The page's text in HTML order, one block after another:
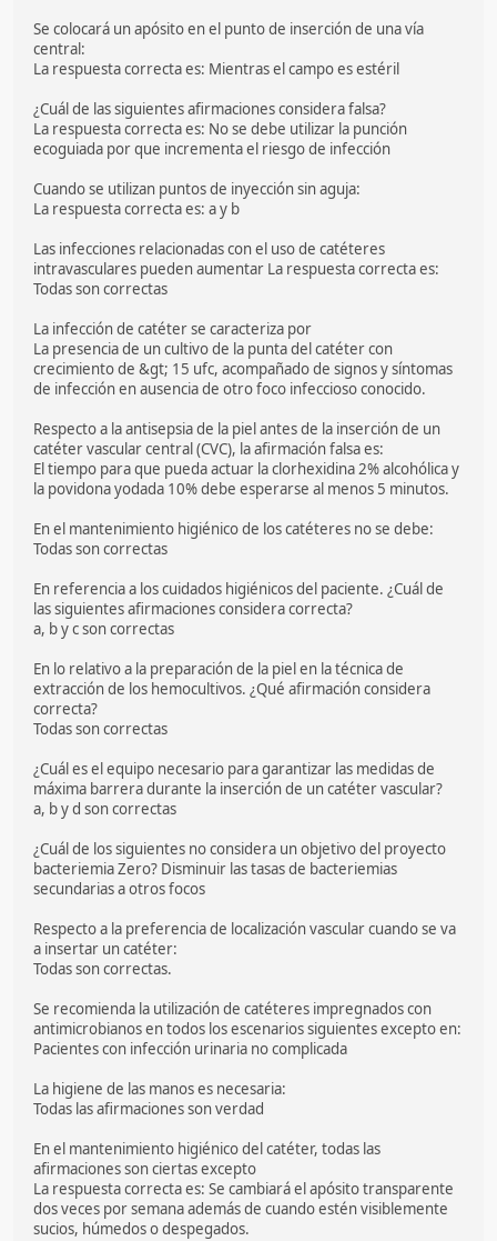
Se colocará un apósito en el punto de inserción de una vía
central:
La respuesta correcta es: Mientras el campo es estéril
¿Cuál de las siguientes afirmaciones considera falsa?
La respuesta correcta es: No se debe utilizar la punción
ecoguiada por que incrementa el riesgo de infección
Cuando se utilizan puntos de inyección sin aguja:
La respuesta correcta es: a y b
Las infecciones relacionadas con el uso de catéteres
intravasculares pueden aumentar La respuesta correcta es:
Todas son correctas
La infección de catéter se caracteriza por
La presencia de un cultivo de la punta del catéter con
crecimiento de &gt; 15 ufc, acompañado de signos y síntomas
de infección en ausencia de otro foco infeccioso conocido.
Respecto a la antisepsia de la piel antes de la inserción de un
catéter vascular central (CVC), la afirmación falsa es:
El tiempo para que pueda actuar la clorhexidina 2% alcohólica y
la povidona yodada 10% debe esperarse al menos 5 minutos.
En el mantenimiento higiénico de los catéteres no se debe:
Todas son correctas
En referencia a los cuidados higiénicos del paciente. ¿Cuál de
las siguientes afirmaciones considera correcta?
a, b y c son correctas
En lo relativo a la preparación de la piel en la técnica de
extracción de los hemocultivos. ¿Qué afirmación considera
correcta?
Todas son correctas
¿Cuál es el equipo necesario para garantizar las medidas de
máxima barrera durante la inserción de un catéter vascular?
a, b y d son correctas
¿Cuál de los siguientes no considera un objetivo del proyecto
bacteriemia Zero? Disminuir las tasas de bacteriemias
secundarias a otros focos
Respecto a la preferencia de localización vascular cuando se va
a insertar un catéter:
Todas son correctas.
Se recomienda la utilización de catéteres impregnados con
antimicrobianos en todos los escenarios siguientes excepto en:
Pacientes con infección urinaria no complicada
La higiene de las manos es necesaria:
Todas las afirmaciones son verdad
En el mantenimiento higiénico del catéter, todas las
afirmaciones son ciertas excepto
La respuesta correcta es: Se cambiará el apósito transparente
dos veces por semana además de cuando estén visiblemente
sucios, húmedos o despegados.